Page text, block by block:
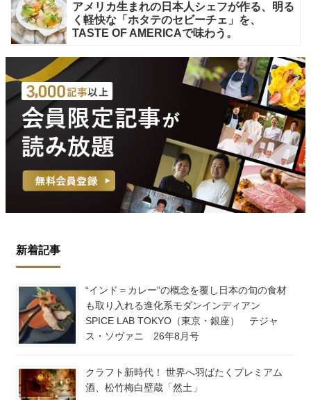
アメリカ生まれの日本人シェフが作る、明る
く軽快な「ホタテのセビーチェ」を、
TASTE OF AMERICAで味わう。
新着記事
“インド＝カレー”の概念を覆し日本の旬の食材
も取り入れる進化系モダンインディアン
SPICE LAB TOKYO（東京・銀座） テジャ
ス・ソヴァニ 26年8月号
クラフト新時代！ 世界へ羽ばたくプレミアム
酒、松竹梅白壁蔵「然土」